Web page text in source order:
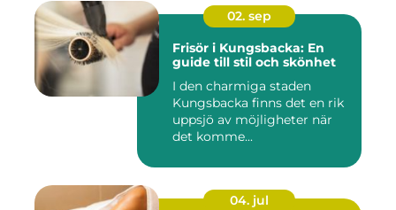
02. sep
Frisör i Kungsbacka: En
guide till stil och skönhet
I den charmiga staden
Kungsbacka finns det en rik
uppsjö av möjligheter när
det komme...
04. jul